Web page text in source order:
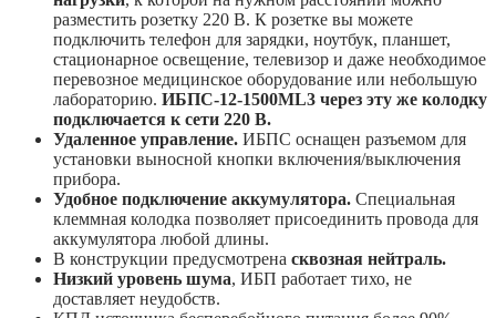
разместить розетку 220 В. К розетке вы можете
подключить телефон для зарядки, ноутбук, планшет,
стационарное освещение, телевизор и даже необходимое
перевозное медицинское оборудование или небольшую
лабораторию. ИБПС-12-1500ML3 через эту же колодку
подключается к сети 220 В.
Удаленное управление. ИБПС оснащен разъемом для
установки выносной кнопки включения/выключения
прибора.
Удобное подключение аккумулятора. Специальная
клеммная колодка позволяет присоединить провода для
аккумулятора любой длины.
В конструкции предусмотрена сквозная нейтраль.
Низкий уровень шума, ИБП работает тихо, не
доставляет неудобств.